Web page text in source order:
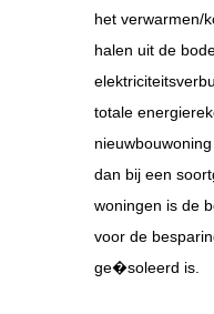
het verwarmen/
halen uit de
totale
dan bij een
woningen is de
voor de
ge�soleerd is.